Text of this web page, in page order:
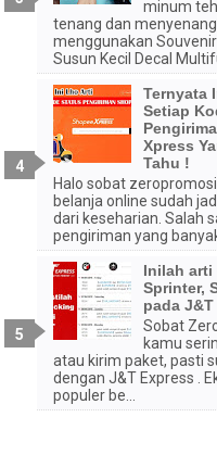
minum
tenang dan
menggunakan
Susun Kecil Decal
Ternyata
Setiap
Xpress
Tahu !
Halo sobat
belanja online sudah
dari keseharian. Salah
pengiriman yang banyak
Inilah arti
Sprinter,
pada
Sobat
kamu
atau kirim paket, pasti
dengan J&T Express .
populer be...